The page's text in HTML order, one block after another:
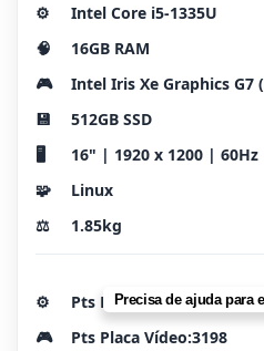
⚙️
Intel Core i5-1335U
🧠
16GB RAM
🎮
Intel Iris Xe Graphics G7
💾
512GB SSD
🖥️
16" | 1920 x 1200 |
🧩
Linux
⚖️
1.85kg
⚙️
Pts Processador: 16524
🎮
Pts Placa Vídeo:3198
Precisa de ajuda para